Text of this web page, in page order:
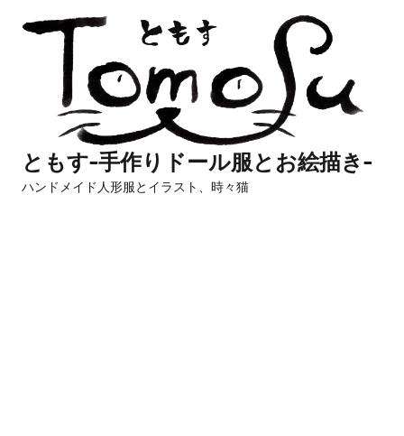
ともす-手作りドール服とお絵描き-
ハンドメイド人形服とイラスト、時々猫